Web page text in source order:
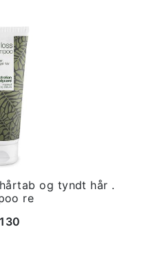
og tyndt hår .
re